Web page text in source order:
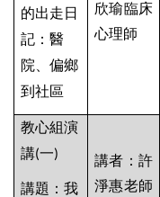
的出走日
記：醫
院、偏鄉
到社區
欣瑜臨床
心理師
教心組演
講(一)
講題：我
講者：許
淨惠老師